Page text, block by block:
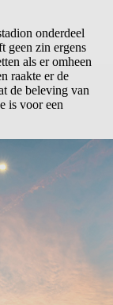
onderdeel
geen zin ergens
als er omheen
raakte er de
de beleving van
is voor een